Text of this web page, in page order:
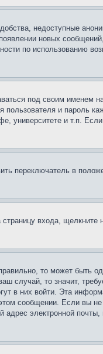
недоступные
новых
по использованию
под своим именем
пользователя и пароль
университете и т.п.
переключатель в
входа,
то может быть
случай, то значит,
в них войти. Эта
сообщении. Если вы
электронной